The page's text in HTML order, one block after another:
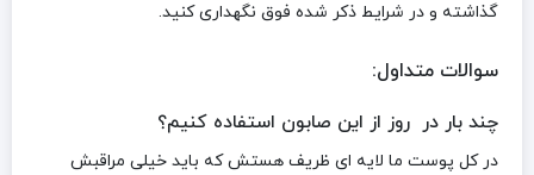
گذاشته و در شرایط ذکر شده فوق نگهداری کنید.
سوالات متداول:
چند بار در روز از این صابون استفاده کنیم؟
در کل پوست ما لایه ای ظریف هستش که باید خیلی مراقبش